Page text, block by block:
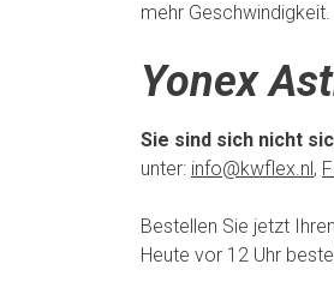
mehr Geschwindigkeit.
Yonex
Sie sind sich nicht
unter: info@kwflex.nl,
Bestellen Sie jetzt
Heute vor 12 Uhr